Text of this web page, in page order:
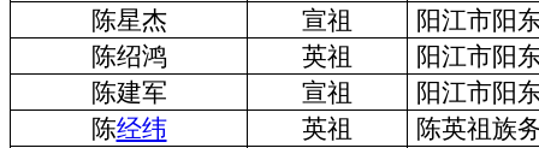
陈星杰
宣祖
阳江市阳
陈绍鸿
英祖
阳江市阳
陈建军
宣祖
阳江市阳
陈经纬 英祖
陈英祖族